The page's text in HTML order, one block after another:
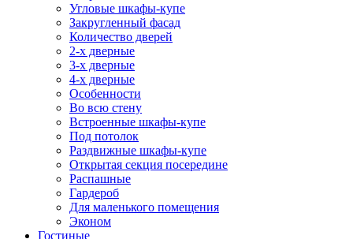
Угловые шкафы-купе
Закругленный фасад
Количество дверей
2-х дверные
3-х дверные
4-х дверные
Особенности
Во всю стену
Встроенные шкафы-купе
Под потолок
Раздвижные шкафы-купе
Открытая секция посередине
Распашные
Гардероб
Для маленького помещения
Эконом
Гостиные